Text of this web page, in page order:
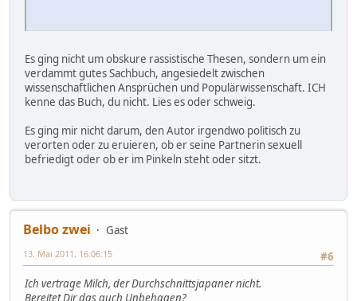
Es ging nicht um obskure rassistische Thesen, sondern um ein
verdammt gutes Sachbuch, angesiedelt zwischen
wissenschaftlichen Ansprüchen und Populärwissenschaft. ICH
kenne das Buch, du nicht. Lies es oder schweig.
Es ging mir nicht darum, den Autor irgendwo politisch zu
verorten oder zu eruieren, ob er seine Partnerin sexuell
befriedigt oder ob er im Pinkeln steht oder sitzt.
Belbo zwei
Gast
#6
13. Mai 2011, 16:06:15
Ich vertrage Milch, der Durchschnittsjapaner nicht.
Bereitet Dir das auch Unbehagen?